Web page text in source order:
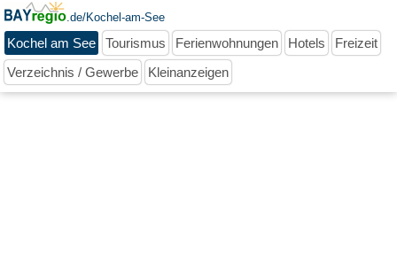
.de/Kochel-am-See
Kochel am See Tourismus Ferienwohnungen Hotels
Freizeit
Verzeichnis / Gewerbe
Kleinanzeigen